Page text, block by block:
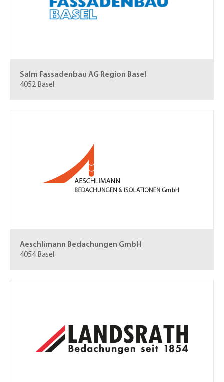
Salm Fassadenbau AG Region Basel
4052 Basel
Aeschlimann Bedachungen GmbH
4054 Basel